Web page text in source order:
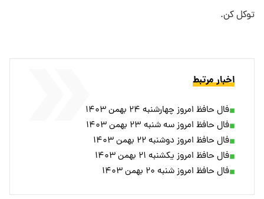
توکل کن.
اخبار مرتبط
فال حافظ امروز چهارشنبه ۲۴ بهمن ۱۴۰۳
فال حافظ امروز سه شنبه ۲۳ بهمن ۱۴۰۳
فال حافظ امروز دوشنبه ۲۲ بهمن ۱۴۰۳
فال حافظ امروز یکشنبه ۲۱ بهمن ۱۴۰۳
فال حافظ امروز شنبه ۲۰ بهمن ۱۴۰۳